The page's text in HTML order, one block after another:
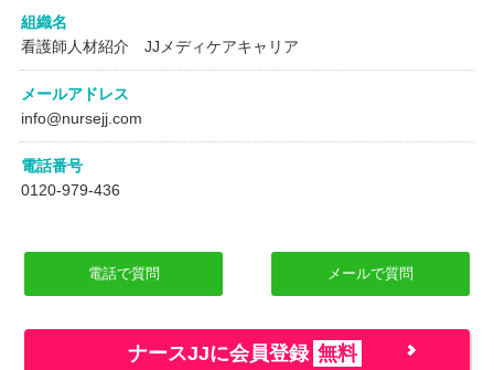
組織名
看護師人材紹介 JJメディケアキャリア
メールアドレス
info@nursejj.com
電話番号
0120-979-436
電話で質問 メールで質問
ナースJJに会員登録 無料